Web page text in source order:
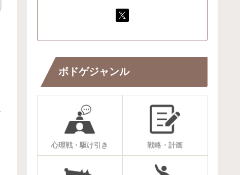
ボドゲジャンル
心理戦・駆け引き 戦略・計画